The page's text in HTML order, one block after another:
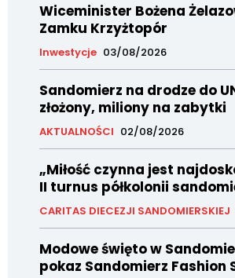
Wiceminister Bożena
Zamku Krzyżtopór
Inwestycje 03/08/2026
Sandomierz na drodze do
złożony, miliony na zabytki
AKTUALNOŚCI 02/08/2026
„Miłość czynna jest
II turnus półkolonii
CARITAS DIECEZJI SANDOMIERSKIEJ
Modowe święto w
pokaz Sandomierz Fashion